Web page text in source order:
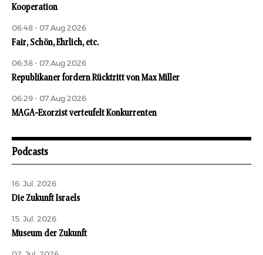
Kooperation
06:48 - 07.Aug 2026
Fair, Schön, Ehrlich, etc.
06:38 - 07.Aug 2026
Republikaner fordern Rücktritt von Max Miller
06:29 - 07.Aug 2026
MAGA-Exorzist verteufelt Konkurrenten
Podcasts
16. Jul. 2026
Die Zukunft Israels
15. Jul. 2026
Museum der Zukunft